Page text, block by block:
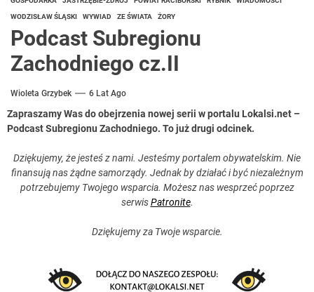
WODZISŁAW ŚLĄSKI WYWIAD ZE ŚWIATA ŻORY
Podcast Subregionu
Zachodniego cz.II
Wioleta Grzybek 6 Lat Ago
Zapraszamy Was do obejrzenia nowej serii w portalu Lokalsi.net –
Podcast Subregionu Zachodniego. To już drugi odcinek.
Dziękujemy, że jesteś z nami. Jesteśmy portalem obywatelskim. Nie
finansują nas żądne samorządy. Jednak by działać i być niezależnym
potrzebujemy Twojego wsparcia. Możesz nas wesprzeć poprzez
serwisPatronite.
Dziękujemy za Twoje wsparcie.